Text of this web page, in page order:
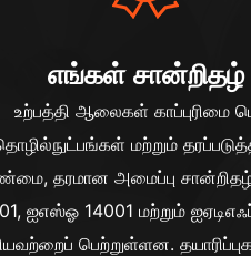
எங்கள் சான்றிதழ்
உற்பத்தி ஆலைகள் காப்புரிமை
மற்றும்
தரமான அமைப்பு
ஐஎஸ்ஓ 14001 மற்றும்
பெற்றுள்ளன.